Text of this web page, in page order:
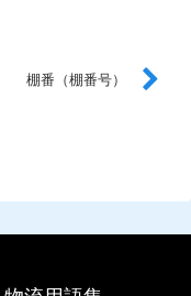
棚番（棚番号）